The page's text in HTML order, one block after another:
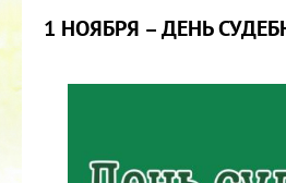
1 НОЯБРЯ – ДЕНЬ